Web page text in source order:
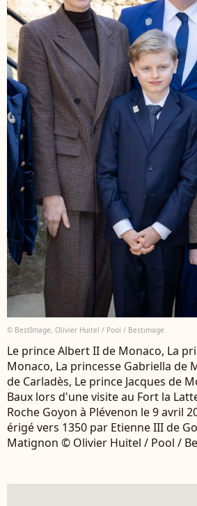
© BestImage, Olivier Huitel / Pool / Bestimage
Le prince Albert II de Monaco, La
Monaco, La princesse Gabriella de
de Carladès, Le prince Jacques de
Baux lors d'une visite au Fort la
Roche Goyon à Plévenon le 9 avril
érigé vers 1350 par Etienne III de
Matignon © Olivier Huitel / Pool /